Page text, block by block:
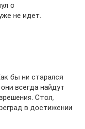
о
не идет.
бы ни старался
всегда найдут
Стол,
в достижении